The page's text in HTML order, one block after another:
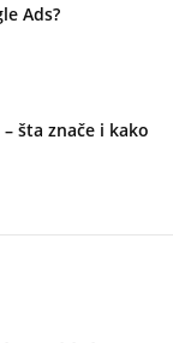
Ads?
šta znače i kako